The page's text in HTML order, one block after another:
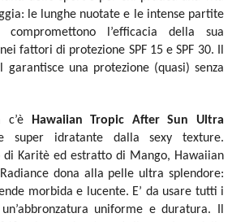
le lunghe nuotate e le intense partite
l’efficacia della sua
fattori di protezione SPF 15 e SPF 30. Il
una protezione (quasi) senza
c’è
Hawaiian Tropic After Sun Ultra
super idratante dalla sexy texture.
di Karitè ed estratto di Mango, Hawaiian
dona alla pelle ultra splendore:
morbida e lucente. E’ da usare tutti i
uniforme e duratura. Il